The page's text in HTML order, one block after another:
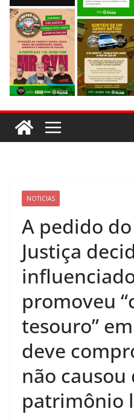
NOTICIAS
A pedido
Justiça
promoveu
tesouro”
deve
não causou
patrimônio